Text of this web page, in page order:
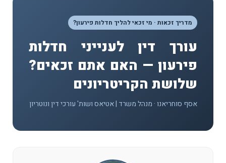
מדריך זכאות · מי זכאי להליך חדלות פירעון?
עורך דין לענייני חדלות
פירעון — האם אתם זכאים?
שלושת הקריטריונים
אסף סוחריאנו · מנהל משרד | אטיאס ושות' עורכי דין ונוטריון